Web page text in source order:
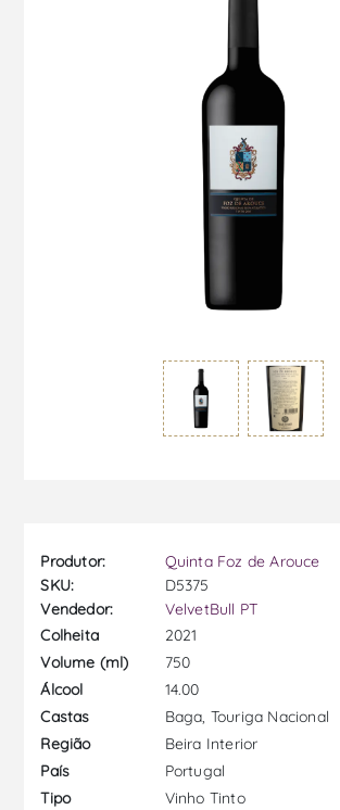
Produtor:
Quinta Foz de Arouce
SKU:
D5375
Vendedor:
VelvetBull PT
Colheita
2021
Volume (ml)
750
Álcool
14.00
Castas
Baga, Touriga Nacional
Região
Beira Interior
País
Portugal
Tipo
Vinho Tinto